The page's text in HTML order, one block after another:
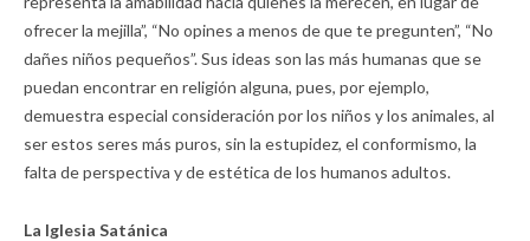
ofrecer la mejilla”, “No opines a menos de que te pregunten”, “No
dañes niños pequeños”. Sus ideas son las más humanas que se
puedan encontrar en religión alguna, pues, por ejemplo,
demuestra especial consideración por los niños y los animales, al
ser estos seres más puros, sin la estupidez, el conformismo, la
falta de perspectiva y de estética de los humanos adultos.
La Iglesia Satánica